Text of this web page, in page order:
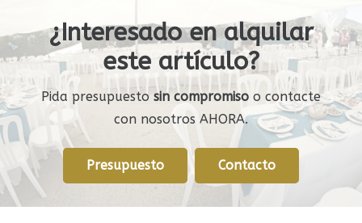
¿Interesado en alquilar
este artículo?
Pida presupuesto sin compromiso o contacte
con nosotros AHORA.
Presupuesto Contacto